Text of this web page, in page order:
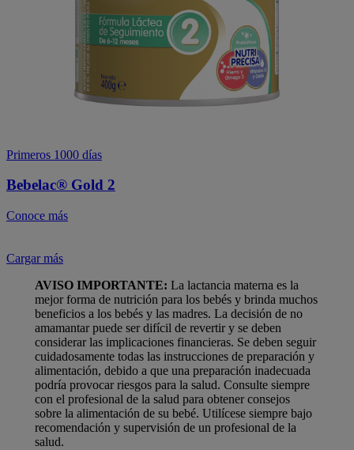
Primeros 1000 días
Bebelac® Gold 2
Conoce más
Cargar más
AVISO IMPORTANTE: La lactancia materna es la
mejor forma de nutrición para los bebés y brinda muchos
beneficios a los bebés y las madres. La decisión de no
amamantar puede ser difícil de revertir y se deben
considerar las implicaciones financieras. Se deben seguir
cuidadosamente todas las instrucciones de preparación y
alimentación, debido a que una preparación inadecuada
podría provocar riesgos para la salud. Consulte siempre
con el profesional de la salud para obtener consejos
sobre la alimentación de su bebé. Utilícese siempre bajo
recomendación y supervisión de un profesional de la
salud.